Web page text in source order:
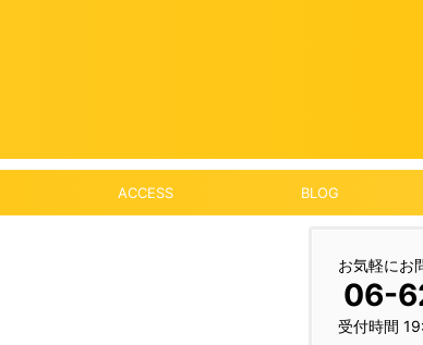
ACCESS BLOG
お気軽にお
06-
受付時間